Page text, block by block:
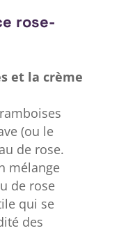
rose-
et la crème
(ou le
de rose.
mélange
de rose
qui se
des